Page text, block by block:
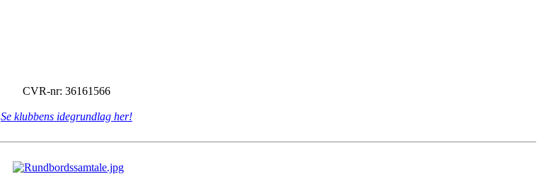
CVR-nr: 36161566
Se klubbens idegrundlag her!